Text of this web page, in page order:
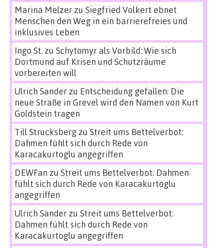
Marina Melzerzu Siegfried Volkert ebnet
Menschen den Weg in ein barrierefreies und
inklusives Leben
Ingo St.zu Schytomyr als Vorbild: Wie sich
Dortmund auf Krisen und Schutzräume
vorbereiten will
Ulrich Sanderzu Entscheidung gefallen: Die
neue Straße in Grevel wird den Namen von Kurt
Goldstein tragen
Till Strucksbergzu Streit ums Bettelverbot:
Dahmen fühlt sich durch Rede von
Karacakurtoglu angegriffen
DEWFan zu Streit ums Bettelverbot: Dahmen
fühlt sich durch Rede von Karacakurtoglu
angegriffen
Ulrich Sanderzu Streit ums Bettelverbot:
Dahmen fühlt sich durch Rede von
Karacakurtoglu angegriffen